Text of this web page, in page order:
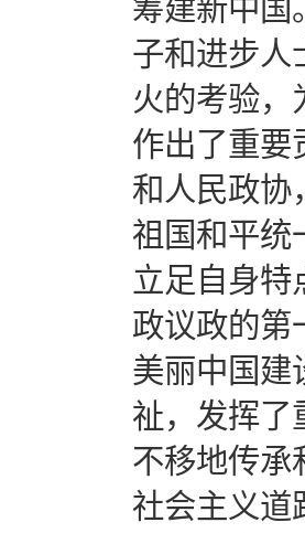
筹建新中国
子和进步人
火的考验，
作出了重要
和人民政协
祖国和平统
立足自身特
政议政的第
美丽中国建
祉，发挥了
不移地传承
社会主义道